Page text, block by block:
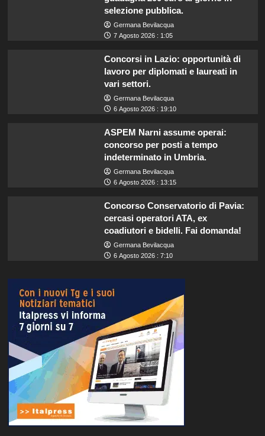
selezione pubblica.
Germana Bevilacqua
7 Agosto 2026 : 1:05
Concorsi in Lazio: opportunità di
lavoro per diplomati e laureati in
vari settori.
Germana Bevilacqua
6 Agosto 2026 : 19:10
ASPEM Narni assume operai:
concorso per posti a tempo
indeterminato in Umbria.
Germana Bevilacqua
6 Agosto 2026 : 13:15
Concorso Conservatorio di Pavia:
cercasi operatori ATA, ex
coadiutori e bidelli. Fai domanda!
Germana Bevilacqua
6 Agosto 2026 : 7:10